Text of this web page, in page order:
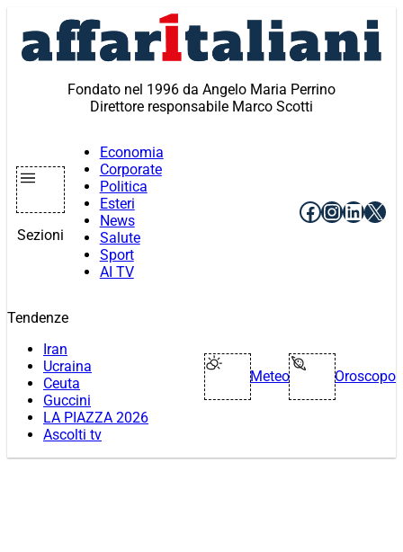
contenuto
Fondato nel 1996 da Angelo Maria Perrino
Direttore responsabile Marco Scotti
Sezioni
Economia
Corporate
Politica
Esteri
News
Salute
Sport
AI TV
Facebook
X
Tendenze
Iran
Ucraina
Ceuta
Guccini
LA PIAZZA 2026
Ascolti tv
Meteo Oroscopo